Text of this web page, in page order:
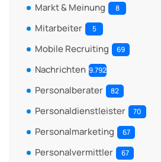
Markt & Meinung 8
Mitarbeiter 5
Mobile Recruiting 69
Nachrichten 9.792
Personalberater 82
Personaldienstleister 70
Personalmarketing 67
Personalvermittler 67